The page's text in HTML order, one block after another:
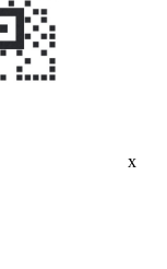
x